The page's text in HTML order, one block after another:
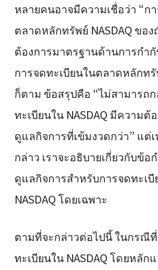
หลายคนอาจมีความเชื่อว่า “ก
ตลาดหลักทรัพย์ NASDAQ ขอ
ต้องการมาตรฐานด้านการกำ
การจดทะเบียนในตลาดหลักท
ก็ตาม ข้อสรุปคือ “ไม่สามารถ
ทะเบียนใน NASDAQ มีความ
ดูแลกิจการที่เข้มงวดกว่า” แต่
กล่าว เราจะอธิบายเกี่ยวกับข้
ดูแลกิจการสำหรับการจดทะเ
NASDAQ โดยเฉพาะ
ตามที่จะกล่าวต่อไปนี้ ในกรณี
ทะเบียนใน NASDAQ โดยหลัก